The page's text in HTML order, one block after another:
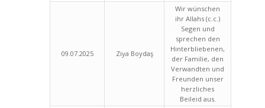
09.07.2025 Ziya Boydaş
Wir wünschen
ihr Allahs (c.c.)
Segen und
sprechen den
Hinterbliebenen,
der Familie, den
Verwandten und
Freunden unser
herzliches
Beileid aus.